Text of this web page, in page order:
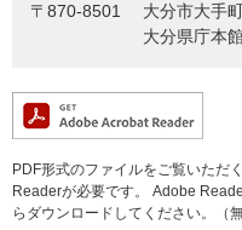
〒870-8501
大分市大手
大分県庁本
PDF形式のファイルをご覧いただ
Readerが必要です。
Adobe
らダウンロードしてください。（無